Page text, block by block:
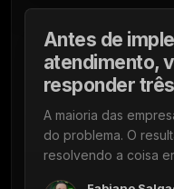
Antes de
atendimento,
responder
A maioria das
do problema. O
resolvendo a coisa